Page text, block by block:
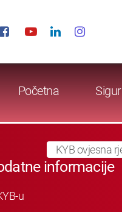
Početna
KYB ovjesna
informacije
u